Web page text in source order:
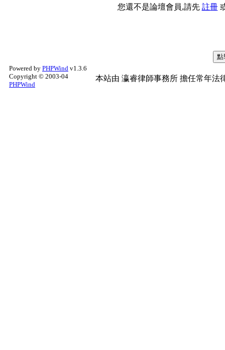
您還不是論壇會員,請先 註冊
Powered by PHPWind v1.3.6
Copyright © 2003-04
PHPWind
本站由 瀛睿律師事務所 擔任常年法